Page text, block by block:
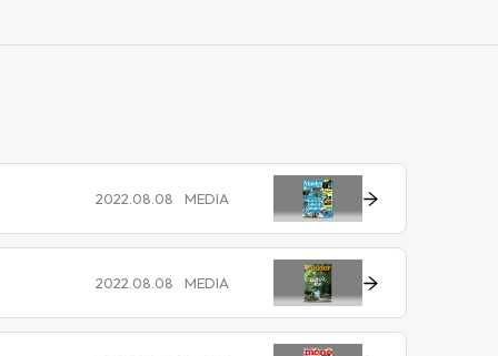
2022.08.08 MEDIA
2022.08.08 MEDIA